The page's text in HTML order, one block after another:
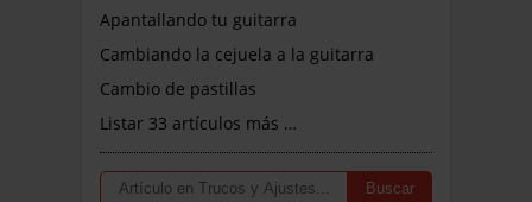
Apantallando tu guitarra
Cambiando la cejuela a la guitarra
Cambio de pastillas
Listar 33 artículos más …